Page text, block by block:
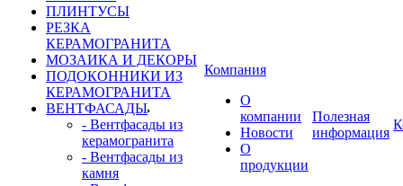
ПЛИНТУСЫ
РЕЗКА
КЕРАМОГРАНИТА
МОЗАИКА И ДЕКОРЫ
ПОДОКОННИКИ ИЗ
КЕРАМОГРАНИТА
ВЕНТФАСАДЫ
- Вентфасады из
керамогранита
- Вентфасады из
камня
Компания
О
компании
Новости
О
продукции
Полезная
информация